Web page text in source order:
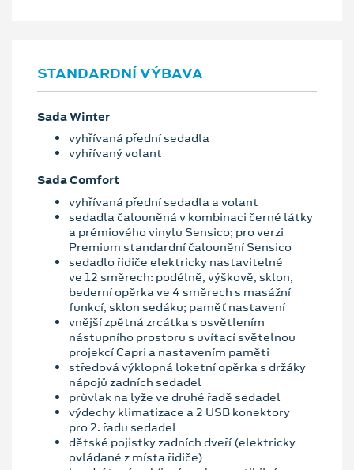
STANDARDNÍ VÝBAVA
Sada Winter
vyhřívaná přední sedadla
vyhřívaný volant
Sada Comfort
vyhřívaná přední sedadla a volant
sedadla čalouněná v kombinaci černé látky
a prémiového vinylu Sensico; pro verzi
Premium standardní čalounění Sensico
sedadlo řidiče elektricky nastavitelné
ve 12 směrech: podélně, výškově, sklon,
bederní opěrka ve 4 směrech s masážní
funkcí, sklon sedáku; paměť nastavení
vnější zpětná zrcátka s osvětlením
nástupního prostoru s uvítací světelnou
projekcí Capri a nastavením paměti
středová výklopná loketní opěrka s držáky
nápojů zadních sedadel
průvlak na lyže ve druhé řadě sedadel
výdechy klimatizace a 2 USB konektory
pro 2. řadu sedadel
dětské pojistky zadních dveří (elektricky
ovládané z místa řidiče)